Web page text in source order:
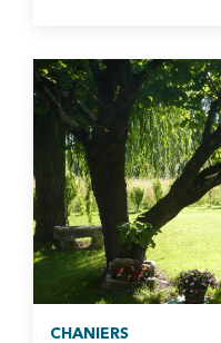
CHANIERS